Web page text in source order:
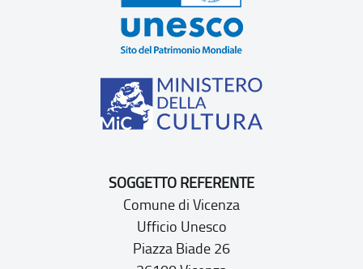
SOGGETTO REFERENTE
Comune di Vicenza
Ufficio Unesco
Piazza Biade 26